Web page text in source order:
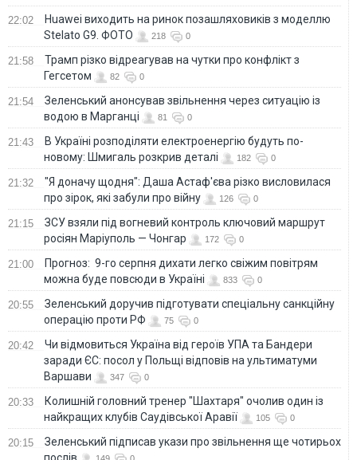
22:02
Huawei виходить на ринок позашляховиків з моделлю
Stelato G9. ФОТО
218 0
21:58
Трамп різко відреагував на чутки про конфлікт з
Гегсетом
82 0
21:54
Зеленський анонсував звільнення через ситуацію із
водою в Марганці
81 0
21:43
В Україні розподіляти електроенергію будуть по-
новому: Шмигаль розкрив деталі
182 0
21:32
"Я доначу щодня": Даша Астаф'єва різко висловилася
про зірок, які забули про війну
126 0
21:15
ЗСУ взяли під вогневий контроль ключовий маршрут
росіян Маріуполь — Чонгар
172 0
21:00
Прогноз: 9-го серпня дихати легко свіжим повітрям
можна буде повсюди в Україні
833 0
20:55
Зеленський доручив підготувати спеціальну санкційну
операцію проти РФ
75 0
20:42
Чи відмовиться Україна від героїв УПА та Бандери
заради ЄС: посол у Польщі відповів на ультиматуми
Варшави
347 0
20:33
Колишній головний тренер "Шахтаря" очолив один із
найкращих клубів Саудівської Аравії
105 0
20:15
Зеленський підписав укази про звільнення ще чотирьох